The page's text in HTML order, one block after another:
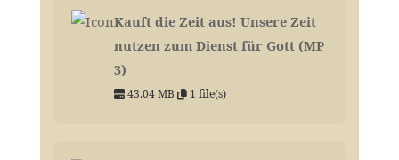
Kauft die Zeit aus! Unsere Zeit
nutzen zum Dienst für Gott (MP
3)
43.04 MB 1 file(s)